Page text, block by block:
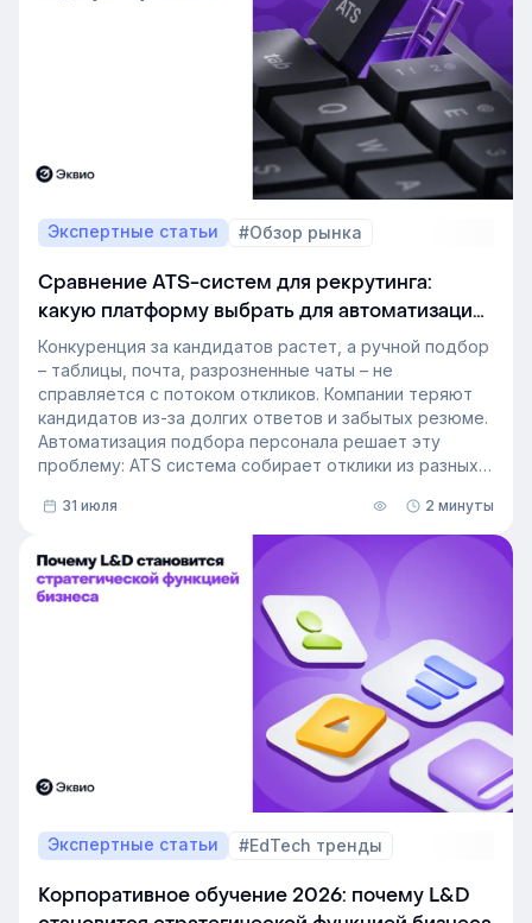
Экспертные статьи #Обзор рынка
Сравнение ATS-систем для рекрутинга:
какую платформу выбрать для автоматизации
подбора персонала
Конкуренция за кандидатов растет, а ручной подбор
– таблицы, почта, разрозненные чаты – не
справляется с потоком откликов. Компании теряют
кандидатов из-за долгих ответов и забытых резюме.
Автоматизация подбора персонала решает эту
проблему: ATS система собирает отклики из разных
снимает с рекрутера рутину. Сегодня программа для
рекрутинга – это базовый инструмент для быстрого
и системного закрытия вакансий.
31 июля 2 минуты
Экспертные статьи #EdTech тренды
Корпоративное обучение 2026: почему L&D